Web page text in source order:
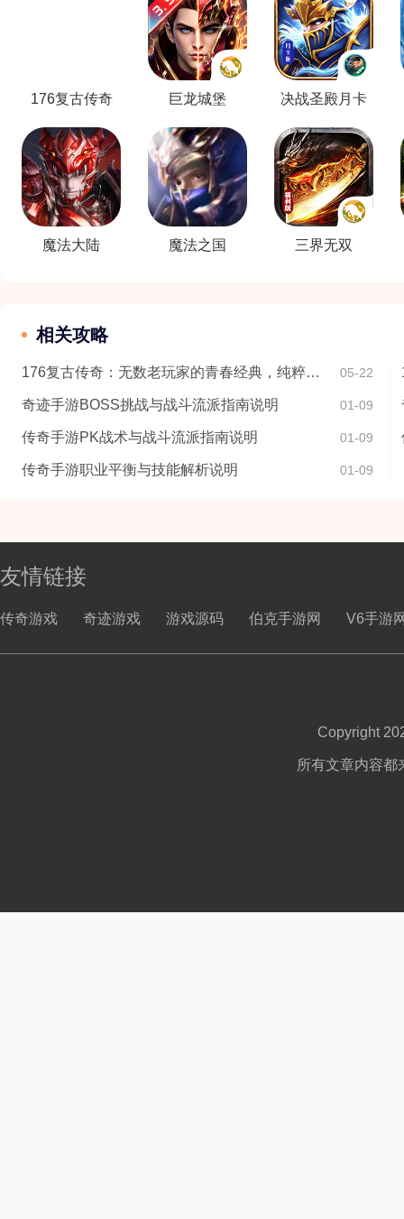
176复古传奇 巨龙城堡 决战圣殿月卡
版
魔法大陆 魔法之国 三界无双
相关攻略
176复古传奇：无数老玩家的青春经典，纯粹复古极致爽感 05-22
奇迹手游BOSS挑战与战斗流派指南说明 01-09
传奇手游PK战术与战斗流派指南说明 01-09
传奇手游职业平衡与技能解析说明 01-09
友情链接
传奇游戏 奇迹游戏 游戏源码 伯克手游网 V6手游
Copyright
所有文章内容都